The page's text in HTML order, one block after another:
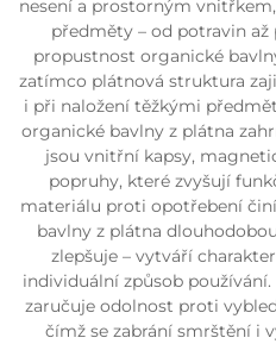
nesení a prostorným
předměty – od potravin až
propustnost organické
zatímco plátnová struktura
i při naložení těžkými
organické bavlny z plátna
jsou vnitřní kapsy,
popruhy, které zvyšují
materiálu proti opotřebení
bavlny z plátna
zlepšuje – vytváří
individuální způsob
zaručuje odolnost proti
čímž se zabrání smrštění i